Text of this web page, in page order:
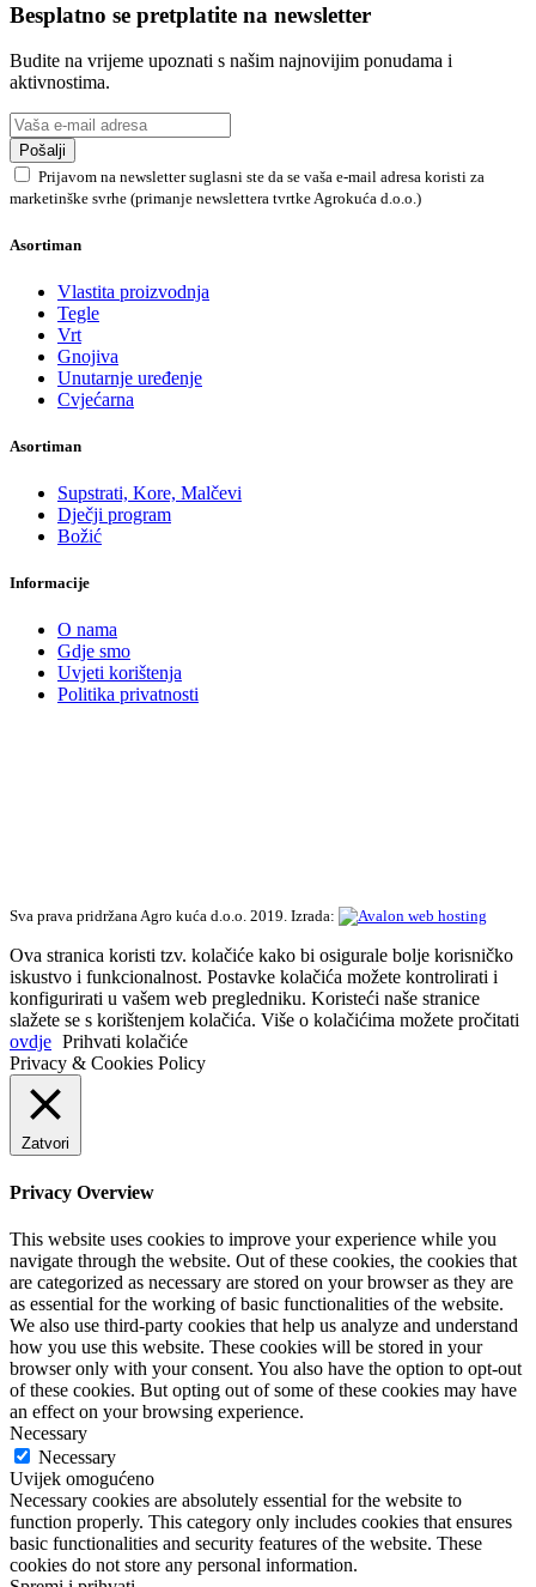
Besplatno se pretplatite na newsletter
Budite na vrijeme upoznati s našim najnovijim ponudama i
aktivnostima.
Pošalji
Prijavom na newsletter suglasni ste da se vaša e-mail adresa koristi za
marketinške svrhe (primanje newslettera tvrtke Agrokuća d.o.o.)
Asortiman
Vlastita proizvodnja
Tegle
Vrt
Gnojiva
Unutarnje uređenje
Cvjećarna
Asortiman
Supstrati, Kore, Malčevi
Dječji program
Božić
Informacije
O nama
Gdje smo
Uvjeti korištenja
Politika privatnosti
Sva prava pridržana Agro kuća d.o.o. 2019. Izrada:
Ova stranica koristi tzv. kolačiće kako bi osigurale bolje korisničko
iskustvo i funkcionalnost. Postavke kolačića možete kontrolirati i
konfigurirati u vašem web pregledniku. Koristeći naše stranice
slažete se s korištenjem kolačića. Više o kolačićima možete pročitati
ovdje Prihvati kolačiće
Privacy & Cookies Policy
Zatvori
Privacy Overview
This website uses cookies to improve your experience while you
navigate through the website. Out of these cookies, the cookies that
are categorized as necessary are stored on your browser as they are
as essential for the working of basic functionalities of the website.
We also use third-party cookies that help us analyze and understand
how you use this website. These cookies will be stored in your
browser only with your consent. You also have the option to opt-out
of these cookies. But opting out of some of these cookies may have
an effect on your browsing experience.
Necessary
Necessary
Uvijek omogućeno
Necessary cookies are absolutely essential for the website to
function properly. This category only includes cookies that ensures
basic functionalities and security features of the website. These
cookies do not store any personal information.